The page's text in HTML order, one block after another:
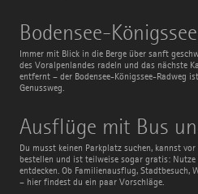
Bodensee-
Immer mit Blick in die Berge über sanft
des Voralpenlandes radeln und das nächste
entfernt – der Bodensee-Königssee-Radweg
Genussweg.
Bodensee-
Königssee-
Radweg
Ausflüge mit Bus
Du musst keinen Parkplatz suchen, kannst
bestellen und ist teilweise sogar gratis:
entdecken. Ob Familienausflug, Stadtbesuch,
– hier findest du ein paar Vorschläge.
Ausflüge
mit
Bus
und
Bahn